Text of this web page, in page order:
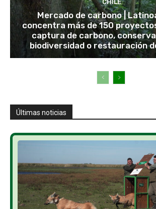
CHILE
Mercado de carbono |
concentra más de 150
captura de carbono,
biodiversidad o restauración
Últimas noticias